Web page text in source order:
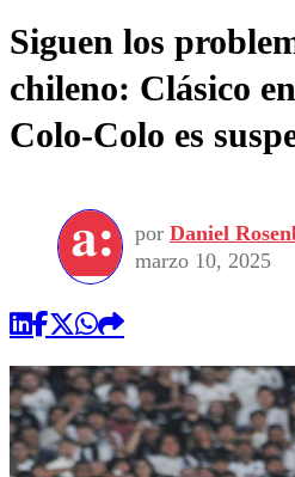
Siguen los
chileno: Clásico
Colo-Colo es
por Daniel
marzo 10, 2025